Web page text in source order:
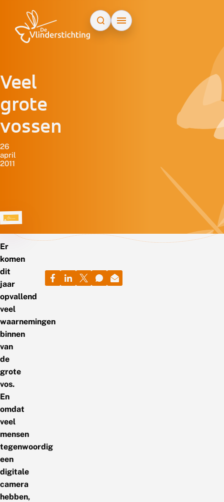
Veel
grote
vossen
26
april
2011
Er
komen
dit
jaar
opvallend
veel
waarnemingen
binnen
van
de
grote
vos.
En
omdat
veel
mensen
tegenwoordig
een
digitale
camera
hebben,